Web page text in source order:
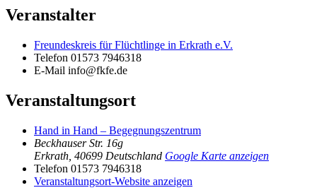
Veranstalter
Freundeskreis für Flüchtlinge in Erkrath e.V.
Telefon 01573 7946318
E-Mail info@fkfe.de
Veranstaltungsort
Hand in Hand – Begegnungszentrum
Beckhauser Str. 16g
Erkrath 40699 Deutschland Google Karte anzeigen
Telefon 01573 7946318
Veranstaltungsort-Website anzeigen